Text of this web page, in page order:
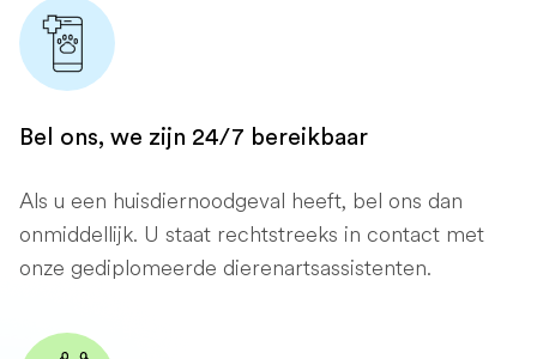
Bel ons, we zijn 24/7 bereikbaar
Als u een huisdiernoodgeval heeft, bel ons dan
onmiddellijk. U staat rechtstreeks in contact met
onze gediplomeerde dierenartsassistenten.